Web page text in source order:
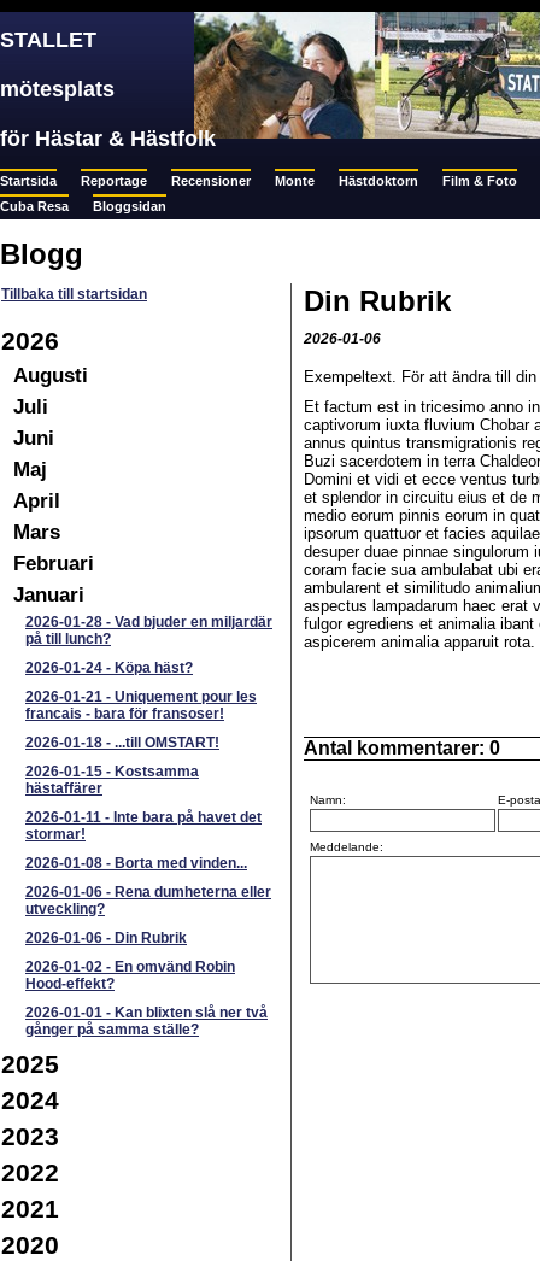
STALLET
mötesplats
för Hästar & Hästfolk
Startsida Reportage Recensioner Monte Hästdoktorn
Film & Foto
Cuba Resa
Bloggsidan
Blogg
Tillbaka till startsidan
2026
Augusti
Juli
Juni
Maj
April
Mars
Februari
Januari
2026-01-28 - Vad bjuder en miljardär
på till lunch?
2026-01-24 - Köpa häst?
2026-01-21 - Uniquement pour les
francais - bara för fransoser!
2026-01-18 - ...till OMSTART!
2026-01-15 - Kostsamma
hästaffärer
2026-01-11 - Inte bara på havet det
stormar!
2026-01-08 - Borta med vinden...
2026-01-06 - Rena dumheterna eller
utveckling?
2026-01-06 - Din Rubrik
2026-01-02 - En omvänd Robin
Hood-effekt?
2026-01-01 - Kan blixten slå ner två
gånger på samma ställe?
2025
2024
2023
2022
2021
2020
Din Rubrik
2026-01-06
Exempeltext. För att ändra till
Et factum est in tricesimo anno
captivorum iuxta fluvium Chobar
annus quintus transmigrationis
Buzi sacerdotem in terra
Domini et vidi et ecce ventus
et splendor in circuitu eius et de
medio eorum pinnis eorum in
ipsorum quattuor et facies
desuper duae pinnae singulorum
coram facie sua ambulabat ubi
ambularent et similitudo
aspectus lampadarum haec erat
fulgor egrediens et animalia
aspicerem animalia apparuit rota.
Antal kommentarer: 0
Namn: E-
Meddelande: